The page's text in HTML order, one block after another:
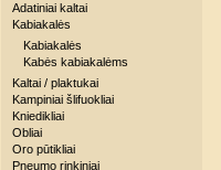
Adatiniai kaltai
Kabiakalės
Kabiakalės
Kabės kabiakalėms
Kaltai / plaktukai
Kampiniai šlifuokliai
Kniedikliai
Obliai
Oro pūtikliai
Pneumo rinkiniai